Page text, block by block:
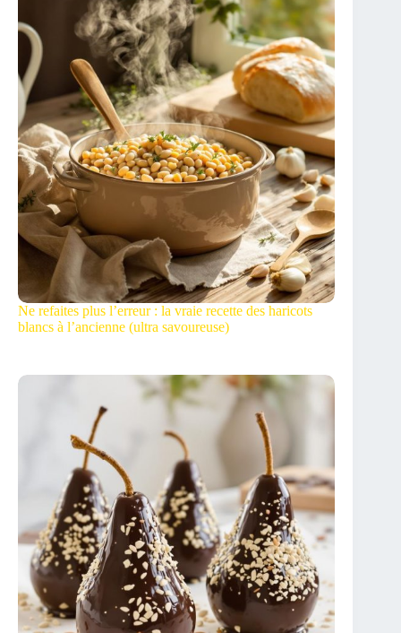
Ne refaites plus l’erreur : la vraie recette des haricots
blancs à l’ancienne (ultra savoureuse)